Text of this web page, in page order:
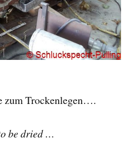
zum Trockenlegen….
be dried …